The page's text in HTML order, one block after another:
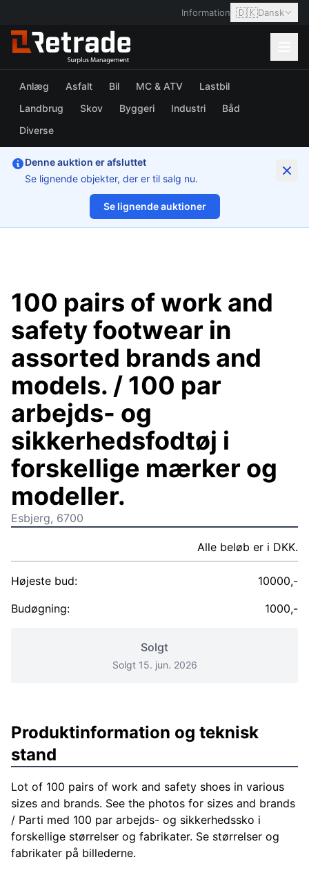
Information 🇩🇰Dansk
Anlæg Asfalt Bil MC & ATV
Lastbil
Landbrug
Skov Byggeri Industri
Båd
Diverse
Denne auktion er afsluttet
Se lignende objekter, der er til salg nu.
Se lignende auktioner
1/12
100 pairs of work and
safety footwear in
assorted brands and
models. / 100 par
arbejds- og
sikkerhedsfodtøj i
forskellige mærker og
modeller.
Esbjerg, 6700
Alle beløb er i DKK.
Højeste bud:
10000,-
Budøgning:
1000,-
Solgt
Solgt 15. jun. 2026
Produktinformation og teknisk
stand
Lot of 100 pairs of work and safety shoes in various
sizes and brands. See the photos for sizes and brands
/ Parti med 100 par arbejds- og sikkerhedssko i
forskellige størrelser og fabrikater. Se størrelser og
fabrikater på billederne.